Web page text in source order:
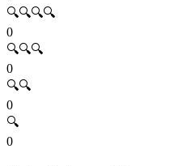
🔍🔍🔍🔍
0
🔍🔍🔍
0
🔍🔍
0
🔍
0